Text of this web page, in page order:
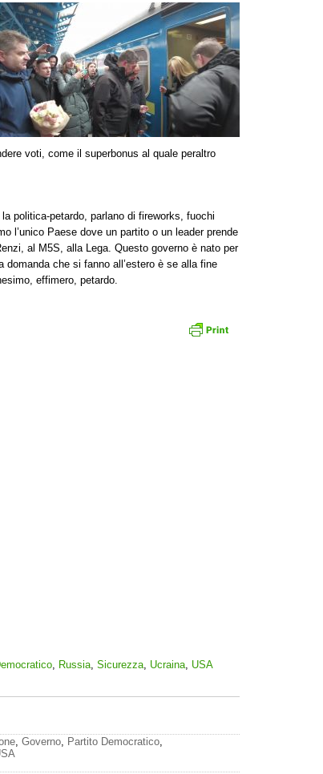
voti, come il superbonus al quale peraltro
politica-petardo, parlano di fireworks, fuochi
l’unico Paese dove un partito o un leader prende
al M5S, alla Lega. Questo governo è nato per
domanda che si fanno all’estero è se alla fine
effimero, petardo.
Russia Sicurezza Ucraina USA
Governo Partito Democratico